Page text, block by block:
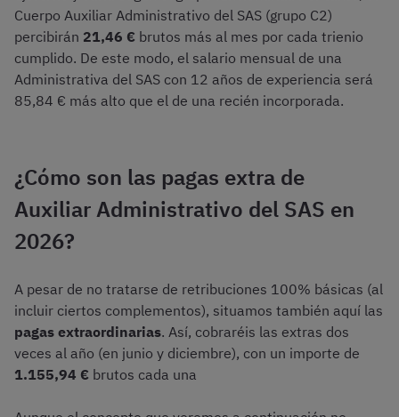
Cuerpo Auxiliar Administrativo del SAS (grupo C2)
percibirán 21,46 € brutos más al mes por cada trienio
cumplido. De este modo, el salario mensual de una
Administrativa del SAS con 12 años de experiencia será
85,84 € más alto que el de una recién incorporada.
¿Cómo son las pagas extra de
Auxiliar Administrativo del SAS en
2026?
A pesar de no tratarse de retribuciones 100% básicas (al
incluir ciertos complementos), situamos también aquí las
pagas extraordinarias. Así, cobraréis las extras dos
veces al año (en junio y diciembre), con un importe de
1.155,94 € brutos cada una